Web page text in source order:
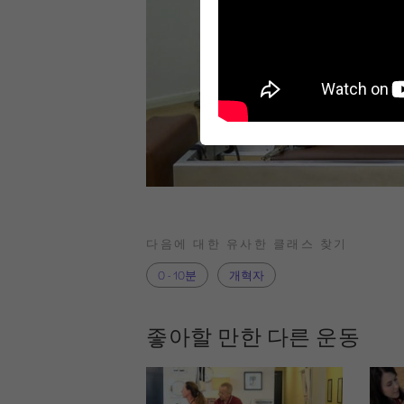
다음에 대한 유사한 클래스 찾기
0 - 10분
개혁자
좋아할 만한 다른 운동